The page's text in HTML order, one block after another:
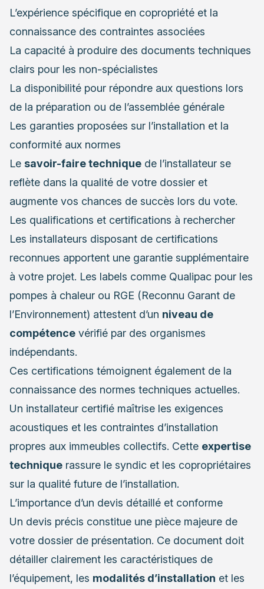
L’expérience spécifique en copropriété et la
connaissance des contraintes associées
La capacité à produire des documents techniques
clairs pour les non-spécialistes
La disponibilité pour répondre aux questions lors
de la préparation ou de l’assemblée générale
Les garanties proposées sur l’installation et la
conformité aux normes
Le savoir-faire technique de l’installateur se
reflète dans la qualité de votre dossier et
augmente vos chances de succès lors du vote.
Les qualifications et certifications à rechercher
Les installateurs disposant de certifications
reconnues apportent une garantie supplémentaire
à votre projet. Les labels comme Qualipac pour les
pompes à chaleur ou RGE (Reconnu Garant de
l’Environnement) attestent d’un niveau de
compétence vérifié par des organismes
indépendants.
Ces certifications témoignent également de la
connaissance des normes techniques actuelles.
Un installateur certifié maîtrise les exigences
acoustiques et les contraintes d’installation
propres aux immeubles collectifs. Cette expertise
technique rassure le syndic et les copropriétaires
sur la qualité future de l’installation.
L’importance d’un devis détaillé et conforme
Un devis précis constitue une pièce majeure de
votre dossier de présentation. Ce document doit
détailler clairement les caractéristiques de
l’équipement, les modalités d’installation et les